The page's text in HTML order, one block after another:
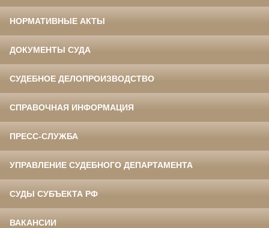
НОРМАТИВНЫЕ АКТЫ
ДОКУМЕНТЫ СУДА
СУДЕБНОЕ ДЕЛОПРОИЗВОДСТВО
СПРАВОЧНАЯ ИНФОРМАЦИЯ
ПРЕСС-СЛУЖБА
УПРАВЛЕНИЕ СУДЕБНОГО ДЕПАРТАМЕНТА
СУДЫ СУБЪЕКТА РФ
ВАКАНСИИ